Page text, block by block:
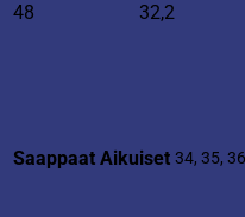
48
32,2
Saappaat Aikuiset 34, 35,